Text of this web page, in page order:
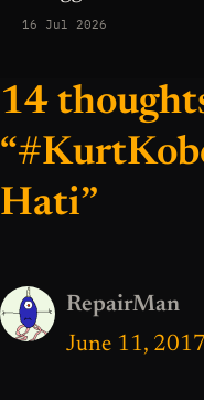
16 Jul 2026
14
Hati”
RepairMan
June 11,